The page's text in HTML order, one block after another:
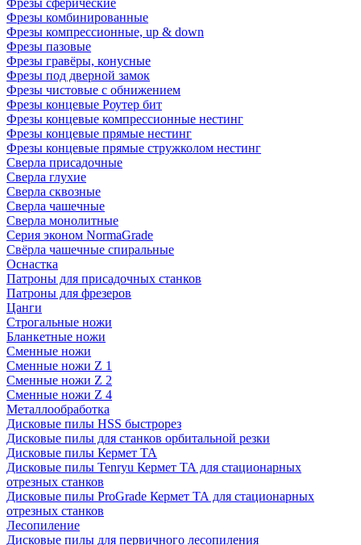
Фрезы сферические
Фрезы комбинированные
Фрезы компрессионные, up & down
Фрезы пазовые
Фрезы гравёры, конусные
Фрезы под дверной замок
Фрезы чистовые с обнижением
Фрезы концевые Роутер бит
Фрезы концевые компрессионные нестинг
Фрезы концевые прямые нестинг
Фрезы концевые прямые стружколом нестинг
Сверла присадочные
Сверла глухие
Сверла сквозные
Сверла чашечные
Сверла монолитные
Серия эконом NormaGrade
Свёрла чашечные спиральные
Оснастка
Патроны для присадочных станков
Патроны для фрезеров
Цанги
Строгальные ножи
Бланкетные ножи
Сменные ножи
Сменные ножи Z 1
Сменные ножи Z 2
Сменные ножи Z 4
Металлообработка
Дисковые пилы HSS быстрорез
Дисковые пилы для станков орбитальной резки
Дисковые пилы Кермет ТА
Дисковые пилы Tenryu Кермет ТА для стационарных
отрезных станков
Дисковые пилы ProGrade Кермет ТА для стационарных
отрезных станков
Лесопиление
Дисковые пилы для первичного лесопиления